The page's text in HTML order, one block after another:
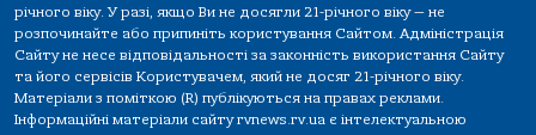
річного віку. У разі, якщо Ви не досягли 21-річного віку — не
розпочинайте або припиніть користування Сайтом. Адміністрація
Сайту не несе відповідальності за законність використання Сайту
та його сервісів Користувачем, який не досяг 21-річного віку.
Матеріали з поміткою (R) публікуються на правах реклами.
Інформаційні матеріали сайту rvnews.rv.ua є інтелектуальною